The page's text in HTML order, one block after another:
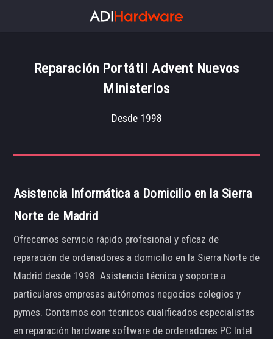
Reparación Portátil Advent Nuevos
Ministerios
Desde 1998
Asistencia Informática a Domicilio en la Sierra
Norte de Madrid
Ofrecemos servicio rápido profesional y eficaz de
reparación de ordenadores a domicilio en la Sierra Norte de
Madrid desde 1998. Asistencia técnica y soporte a
particulares empresas autónomos negocios colegios y
pymes. Contamos con técnicos cualificados especialistas
en reparación hardware software de ordenadores PC Intel